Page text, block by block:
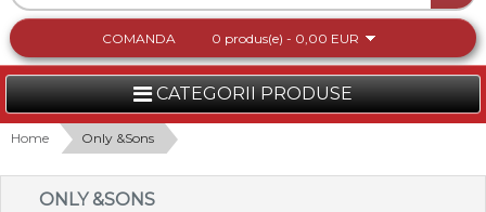
COMANDA 0 produs(e) - 0,00 EUR
CATEGORII PRODUSE
FEMEI
BARBATI
Home Only &Sons
ONLY &SONS